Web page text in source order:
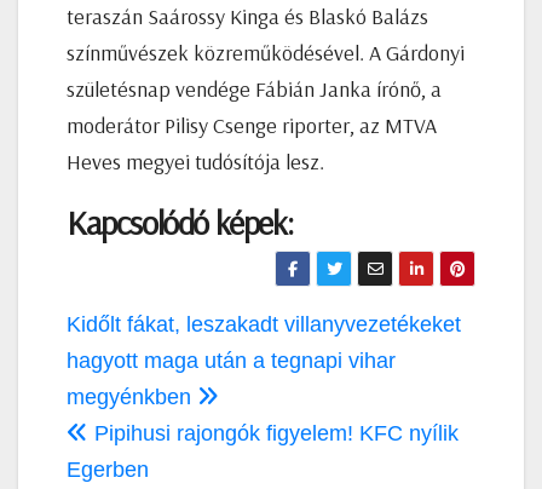
teraszán Saárossy Kinga és Blaskó Balázs
színművészek közreműködésével. A Gárdonyi
születésnap vendége Fábián Janka írónő, a
moderátor Pilisy Csenge riporter, az MTVA
Heves megyei tudósítója lesz.
Kapcsolódó képek:
Bejegyzés
navigáció
Kidőlt fákat, leszakadt villanyvezetékeket
hagyott maga után a tegnapi vihar
megyénkben
Pipihusi rajongók figyelem! KFC nyílik
Egerben